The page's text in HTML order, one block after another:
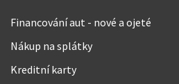
Financování aut - nové a ojeté
Nákup na splátky
Kreditní karty